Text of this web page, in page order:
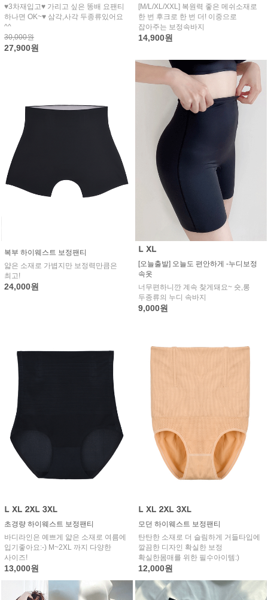
♥3차재입고♥ 가리고 싶은 똥배 요팬티
하나면 OK~♥ 삼각,사각 두종류있어요
^^
30,000원
27,900원
[M/L/XL/XXL] 복원력 좋은 메쉬소재로
한 번 후크로 한 번 더! 이중으로
잡아주는 보정속바지
14,900원
복부 하이웨스트 보정팬티
얇은 소재로 가볍지만 보정력만큼은
최고!
24,000원
[오늘출발] 오늘도 편안하게 -누디보정
속옷
너무편하니깐 계속 찾게돼요~ 숏,롱
두종류의 누디 속바지
9,000원
초경량 하이웨스트 보정팬티
바디라인은 예쁘게 얇은 소재로 여름에
입기좋아요:-) M~2XL 까지 다양한
사이즈!
13,000원
모던 하이웨스트 보정팬티
탄탄한 소재로 더 슬림하게 거들타입에
깔끔한 디자인 확실한 보정
확실한몸매를 위한 필수아이템:)
12,000원